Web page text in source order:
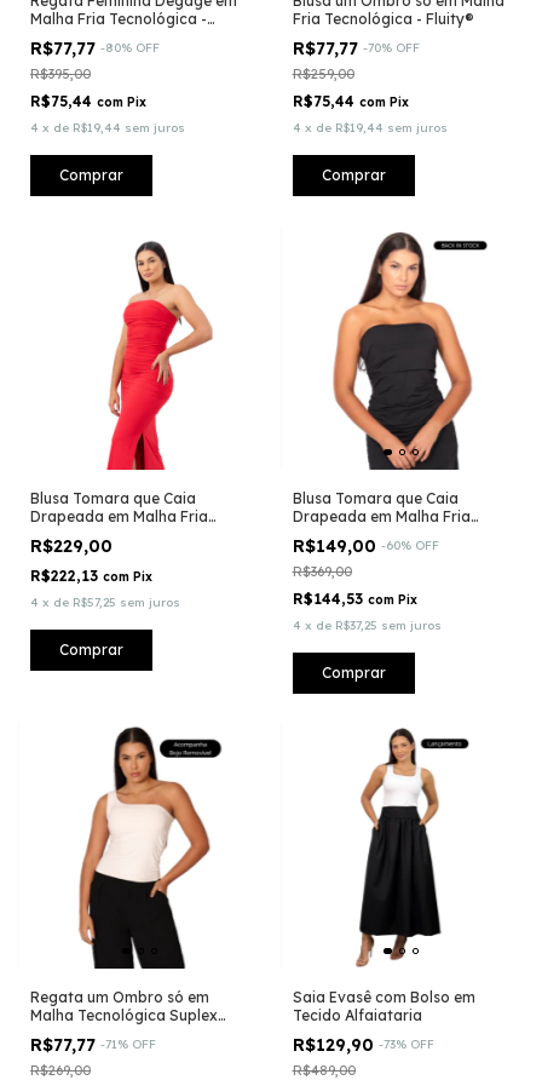
Malha Fria Tecnológica -
R$77,77 -80% OFF
R$395,00
R$75,44 com Pix
4 x de R$19,44 sem juros
Comprar
Fria Tecnológica - Fluity®
R$77,77 -70% OFF
R$259,00
R$75,44 com Pix
4 x de R$19,44 sem juros
Comprar
Blusa Tomara que Caia
Drapeada em Malha Fria
Tecnológica - Fluity -
Vermelho - BLACK FRIDAY
R$229,00
R$222,13 com Pix
4 x de R$57,25 sem juros
Comprar
Blusa Tomara que Caia
Drapeada em Malha Fria
Tecnológica - Fluity®
R$149,00 -60% OFF
R$369,00
R$144,53 com Pix
4 x de R$37,25 sem juros
Comprar
Regata um Ombro só em
Malha Tecnológica Suplex
bojo removível
R$77,77 -71% OFF
R$269,00
Saia Evasê com Bolso em
Tecido Alfaiataria
R$129,90 -73% OFF
R$489,00